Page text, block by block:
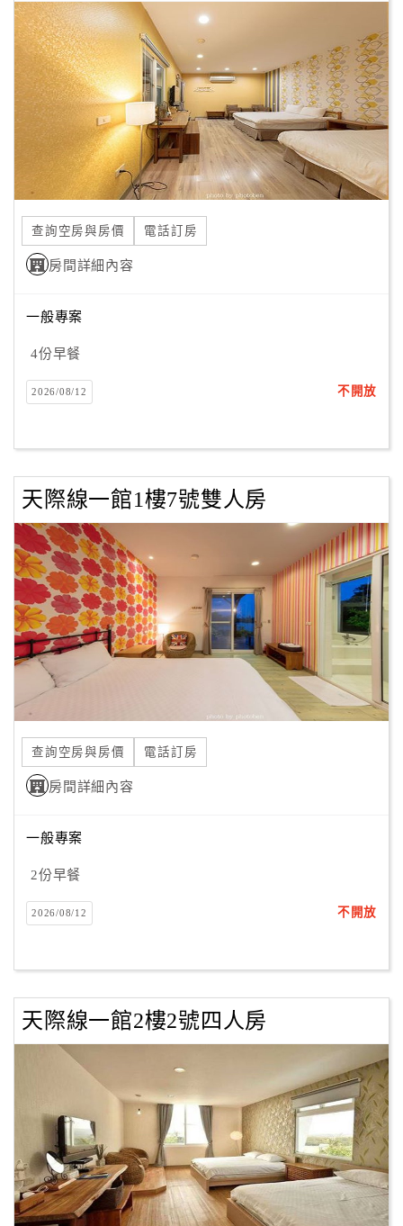
顧
客
滿
意
訂
單
管
理
員
戶
客
服
聯
Line
線
上
客
紅
利
查
訂
房
Q&A
旅
卡
款
收
據
查詢空房與房價 電話訂房
房間詳細內容
一般專案
4份早餐
2026/08/12 不開放
天際線一館1樓7號雙人房
查詢空房與房價 電話訂房
房間詳細內容
一般專案
2份早餐
2026/08/12 不開放
天際線一館2樓2號四人房